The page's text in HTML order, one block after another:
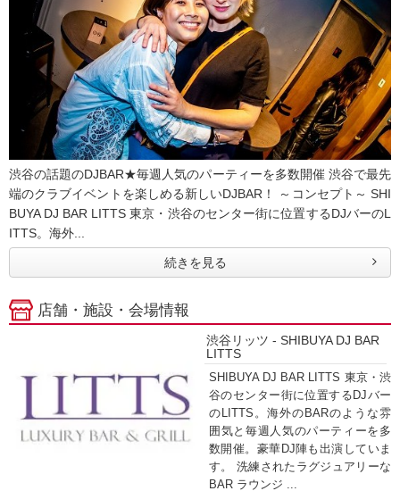
渋谷の話題のDJBAR★毎週人気のパーティーを多数開催 渋谷で最先
端のクラブイベントを楽しめる新しいDJBAR！ ～コンセプト～ SHI
BUYA DJ BAR LITTS 東京・渋谷のセンター街に位置するDJバーのL
ITTS。海外...
続きを見る
店舗・施設・会場情報
渋谷リッツ - SHIBUYA DJ BAR
LITTS
SHIBUYA DJ BAR LITTS 東京・渋
谷のセンター街に位置するDJバー
のLITTS。海外のBARのような雰
囲気と毎週人気のパーティーを多
数開催。豪華DJ陣も出演していま
す。 洗練されたラグジュアリーな
BAR ラウンジ ...